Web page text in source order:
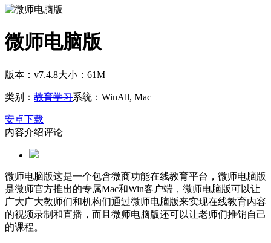
微师电脑版
版本：v7.4.8大小：61M
类别： 教育学习系统：WinAll, Mac
安卓下载
内容介绍评论
微师电脑版这是一个包含微商功能在线教育平台，微师电脑版
是微师官方推出的专属Mac和Win客户端，微师电脑版可以让
广大广大教师们和机构们通过微师电脑版来实现在线教育内容
的视频录制和直播，而且微师电脑版还可以让老师们推销自己
的课程。